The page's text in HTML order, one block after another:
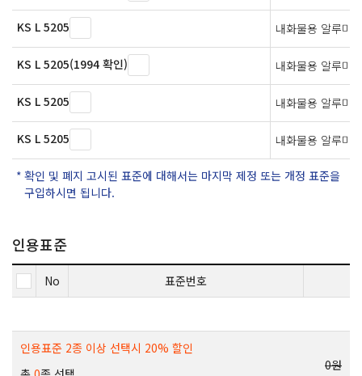
KS L 5205 내화물용 알루미
KS L 5205(1994 확인) 내화물용 알루미
KS L 5205 내화물용 알루미
KS L 5205 내화물용 알루미
확인 및 폐지 고시된 표준에 대해서는 마지막 제정 또는 개정 표준을
구입하시면 됩니다.
인용표준
No 표준번호
인용표준 2종 이상 선택시 20% 할인
0원